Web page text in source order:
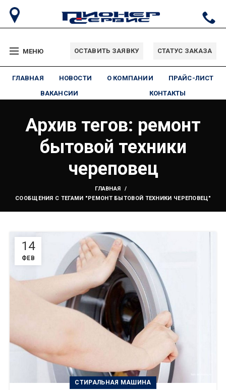
МЕНЮ ОСТАВИТЬ ЗАЯВКУ СТАТУС ЗАКАЗА
ГЛАВНАЯ НОВОСТИ О КОМПАНИИ
ПРАЙС-ЛИСТ
ВАКАНСИИ
КОНТАКТЫ
Архив тегов: ремонт
бытовой техники
череповец
ГЛАВНАЯ
СООБЩЕНИЯ С ТЕГАМИ "РЕМОНТ БЫТОВОЙ ТЕХНИКИ ЧЕРЕПОВЕЦ"
14
ФЕВ
СТИРАЛЬНАЯ МАШИНА